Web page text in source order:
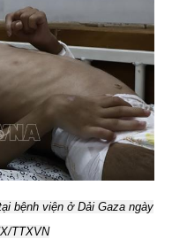
bệnh viện ở Dải Gaza ngày
TTXVN